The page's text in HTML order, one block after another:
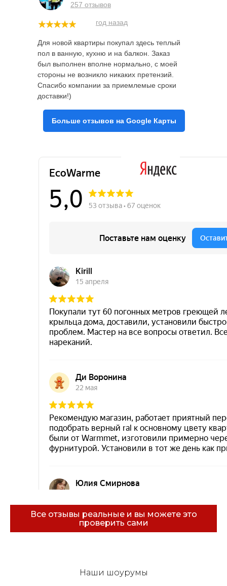
год назад
257 отзывов
Для новой квартиры покупал здесь теплый
пол в ванную, кухню и на балкон. Заказ
был выполнен вполне нормально, с моей
стороны не возникло никаких претензий.
Спасибо компании за приемлемые сроки
доставки!)
Больше отзывов на Google Карты
Все отзывы реальные и вы можете это
проверить сами
Наши шоурумы